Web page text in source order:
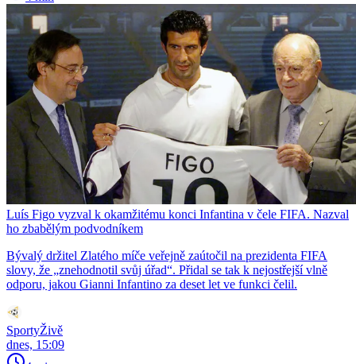
Luís Figo vyzval k okamžitému konci Infantina v čele FIFA. Nazval
ho zbabělým podvodníkem
Bývalý držitel Zlatého míče veřejně zaútočil na prezidenta FIFA
slovy, že „znehodnotil svůj úřad“. Přidal se tak k nejostřejší vlně
odporu, jakou Gianni Infantino za deset let ve funkci čelil.
SportyŽivě
dnes, 15:09